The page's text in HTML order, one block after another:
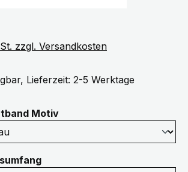
zzgl. Versandkosten
Lieferzeit: 2-5 Werktage
Motivauswählen
auswählen